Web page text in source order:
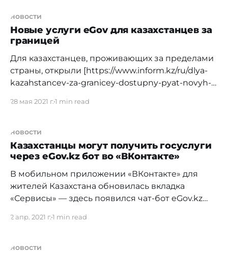
каждый желающий сможет подать свою жалобу.
Прием заявок для участия в конкурсе начнется
19 августа,
новости
Новые услуги eGov для казахстанцев за
границей
Для казахстанцев, проживающих за пределами
страны, открыли [https://www.inform.kz/ru/dlya-
kazahstancev-za-granicey-dostupny-pyat-novyh-
регистрацию рождения, смерти и перемены
имени, фамилии, отчества с помощью
интернет-портала. При получении
уведомления из соответствующего
загранучреждения Казахстана о регистрации
28 мая 2021 г.1 min read
новости
Казахстанцы могут получить госуслуги
через eGov.kz бот во «ВКонтакте»
В мобильном приложении «ВКонтакте» для
жителей Казахстана обновилась вкладка
«Сервисы» — здесь появился чат-бот eGov.kz
С помощью чат-бота можно проверить наличие
обслуживания населения, заказать справки в
2 апр. 2021 г.1 min read
новости